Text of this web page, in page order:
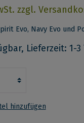
zzgl.
Evo, Navy Evo und
Lieferzeit: 1-3
hinzufügen